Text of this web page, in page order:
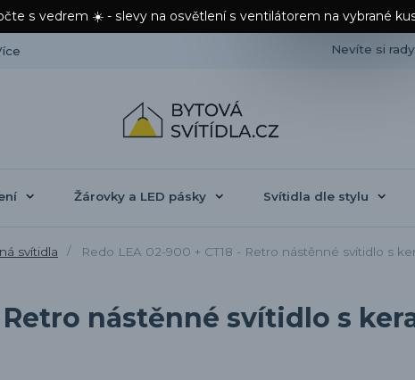
s vedrem ☀️ - slevy na osvětlení s ventilátorem na vybrané
Nevíte si
Žárovky a LED pásky Svítidla dle stylu
svítidla Redo LEA 02-900 + CT18 - Retro nástěnné svítidlo s
Retro nástěnné svítidlo s